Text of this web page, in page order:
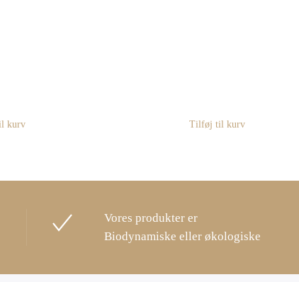
kurv Tilføj til kurv
Vores produkter er
Biodynamiske eller økologiske